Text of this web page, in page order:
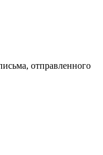
отправленного